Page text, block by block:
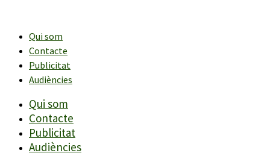
contingutQui som
Contacte
Publicitat
Audiències
Qui som
Contacte
Publicitat
Audiències